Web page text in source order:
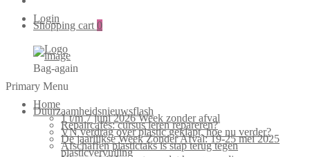
Login
Shopping cart 0
Bag-again
Primary Menu
Home
Duurzaamheidsnieuwsflash
1 t/m 7 juni 2026 Week zonder afval
Repaircafés: cursus leren repareren?
VN verdrag over plastic geklapt, hoe nu verder?
De jaarlijkse Week Zonder Afval: 19-25 mei 2025
Afschaffen plastictaks is stap terug tegen
plasticvervuiling